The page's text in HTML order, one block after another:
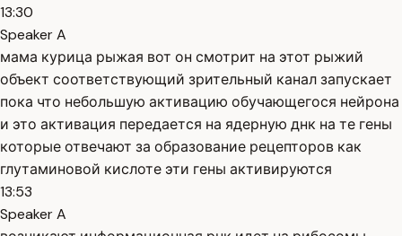
13:30
Speaker A
мама курица рыжая вот он смотрит на этот рыжий
объект соответствующий зрительный канал запускает
пока что небольшую активацию обучающегося нейрона
и это активация передается на ядерную днк на те гены
которые отвечают за образование рецепторов как
глутаминовой кислоте эти гены активируются
13:53
Speaker A